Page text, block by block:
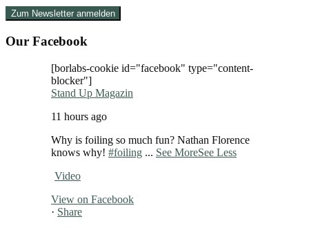
Our Facebook
[borlabs-cookie id="facebook" type="content-
blocker"]
Stand Up Magazin
11 hours ago
Why is foiling so much fun? Nathan Florence
knows why! #foiling ... See MoreSee Less
Video
View on Facebook
· Share